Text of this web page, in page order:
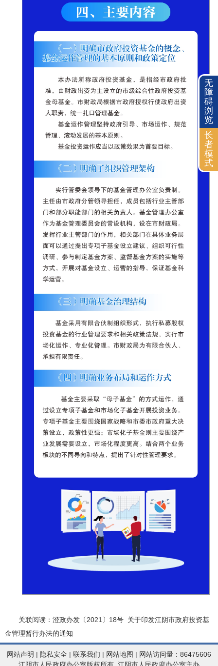
关联阅读：澄政办发〔2021〕18号 关于印发江阴市政府投资基
金管理暂行办法的通知
网站声明 | 隐私安全 | 联系我们 | 网站地图 | 网站访问量：86475606
江阴市人民政府办公室版权所有 江阴市人民政府办公室主办
无
障
碍
浏
览
长
者
模
式